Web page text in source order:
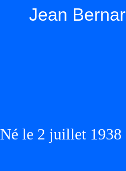
Jean
Né le 2 juillet 1938